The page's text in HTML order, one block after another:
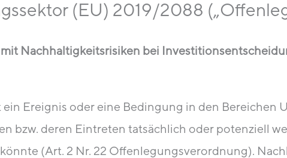
(EU) 2019/2088
Nachhaltigkeitsrisiken bei
ein Ereignis oder eine Bedingung in den Bereichen
bzw. deren Eintreten tatsächlich oder potenziell
(Art. 2 Nr. 22 Offenlegungsverordnung).